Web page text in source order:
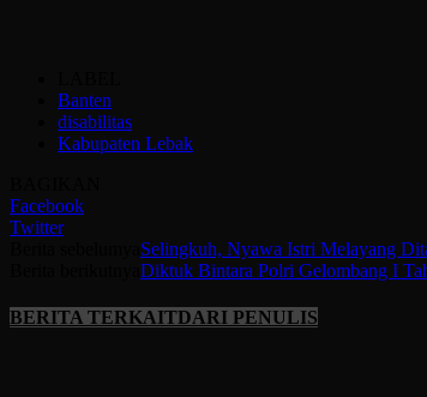
Banten
disabilitas
Kabupaten Lebak
Facebook
Twitter
Selingkuh, Nyawa Istri Melayang
Diktuk Bintara Polri Gelombang I
BERITA TERKAITDARI PENULIS